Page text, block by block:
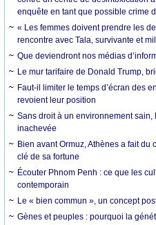
enquête en tant que possible crime
« Les femmes doivent prendre les
rencontre avec Tala, survivante et
Que deviendront nos médias
Le mur tarifaire de Donald Trump,
Faut-il limiter le temps d’écran des
revoient leur position
Sans droit à un environnement sain,
inachevée
Bien avant Ormuz, Athènes a fait du
clé de sa fortune
Écouter Phnom Penh : ce que les
contemporain
Le « bien commun », un concept
Gènes et peuples : pourquoi la